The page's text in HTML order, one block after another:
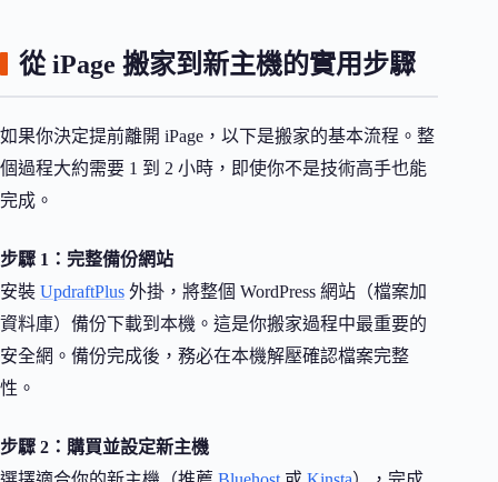
從 iPage 搬家到新主機的實用步驟
如果你決定提前離開 iPage，以下是搬家的基本流程。整
個過程大約需要 1 到 2 小時，即使你不是技術高手也能
完成。
步驟 1：完整備份網站
安裝 UpdraftPlus 外掛，將整個 WordPress 網站（檔案加
資料庫）備份下載到本機。這是你搬家過程中最重要的
安全網。備份完成後，務必在本機解壓確認檔案完整
性。
步驟 2：購買並設定新主機